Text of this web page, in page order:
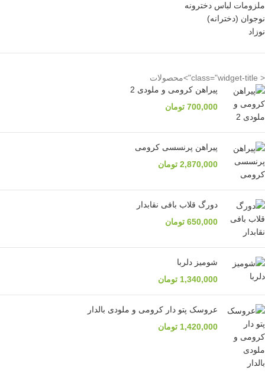
ملزومات لباس دخترونه
نوجوان (دخترانه)
نوزاد
< class="widget-title">محصولات
پیراهن کرومی و ملودی 2
700,000 تومان
پیراهن پرنسسی کرومی
2,870,000 تومان
دورگ قلاب بافی نقابدار
650,000 تومان
شومیز دلربا
1,340,000 تومان
عروسک پتو دار کرومی و ملودی بالدار
1,420,000 تومان